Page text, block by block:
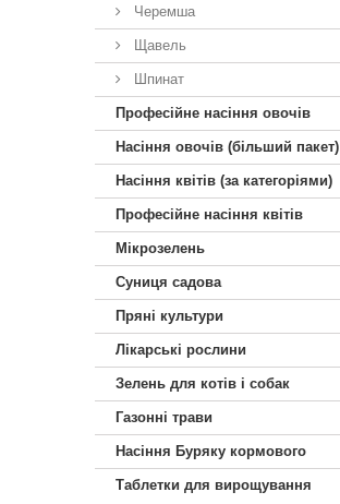
Черемша
Щавель
Шпинат
Професійне насіння овочів
Насіння овочів (більший пакет)
Насіння квітів (за категоріями)
Професійне насіння квітів
Мікрозелень
Суниця садова
Пряні культури
Лікарські рослини
Зелень для котів і собак
Газонні трави
Насіння Буряку кормового
Таблетки для вирощування